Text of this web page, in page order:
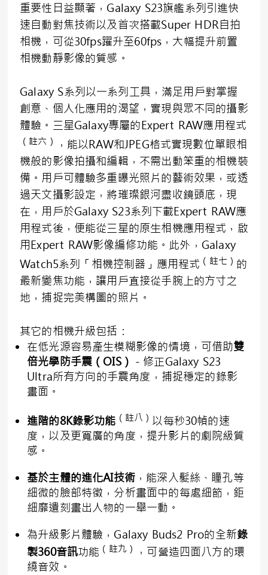
重要性日益顯著，Galaxy S23旗艦系列引進快
速自動對焦技術以及首次搭載Super HDR自拍
相機，可從30fps躍升至60fps，大幅提升前置
相機動靜影像的質感。
Galaxy S系列以一系列工具，滿足用戶對掌握
創意、個人化應用的渴望，實現與眾不同的攝影
體驗。三星Galaxy專屬的Expert RAW應用程式
（註六）
，能以RAW和JPEG格式實現數位單眼相
機般的影像拍攝和編輯，不需出動笨重的相機裝
備。用戶可體驗多重曝光照片的藝術效果，或透
過天文攝影設定，將璀璨銀河盡收鏡頭底，現
在，用戶於Galaxy S23系列下載Expert RAW應
用程式後，便能從三星的原生相機應用程式，啟
用Expert RAW影像編修功能。此外，Galaxy
Watch5系列「相機控制器」應用程式 （註七） 的
最新變焦功能，讓用戶直接從手腕上的方寸之
地，捕捉完美構圖的照片。
其它的相機升級包括：
在低光源容易產生模糊影像的情境，可借助雙
倍光學防手震（ OIS） －修正Galaxy S23
Ultra所有方向的手震角度，捕捉穩定的錄影
畫面。
進階的8K錄影功能 （註八） 以每秒30幀的速
度，以及更寬廣的角度，提升影片的劇院級質
感。
基於主體的進化AI技術 ，能深入髮絲、瞳孔等
細微的臉部特徵，分析畫面中的每處細節，鉅
細靡遺刻畫出人物的一舉一動。
為升級影片體驗，Galaxy Buds2 Pro的全新錄
製360音訊功能 （註九）
，可營造四面八方的環
繞音效。